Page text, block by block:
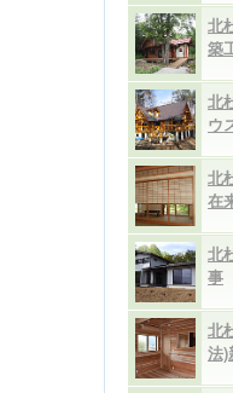
北
築
北
ウ
北
在
北
事
北
法)